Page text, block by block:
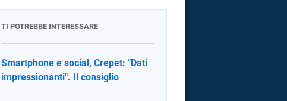
TI POTREBBE INTERESSARE
Smartphone e social, Crepet: "Dati
impressionanti". Il consiglio